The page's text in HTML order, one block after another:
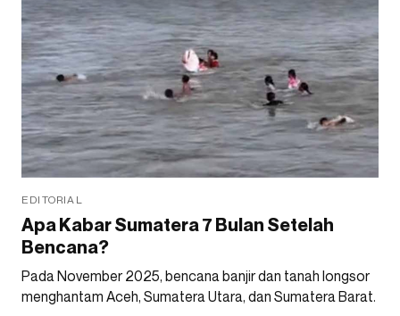
EDITORIAL
Apa Kabar Sumatera 7 Bulan Setelah
Bencana?
Pada November 2025, bencana banjir dan tanah longsor
menghantam Aceh, Sumatera Utara, dan Sumatera Barat.